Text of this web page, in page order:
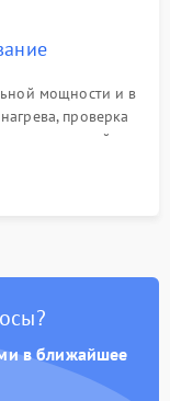
мощности и в
проверка
заданной
тока.
в ближайшее